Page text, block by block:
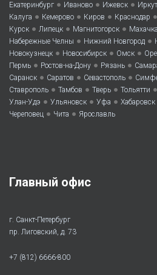
Екатеринбург • Иваново • Ижевск •
Калуга • Кемерово • Киров • Краснодар •
Курск • Липецк • Магнитогорск •
Набережные Челны • Нижний Новгород •
Новокузнецк • Новосибирск • Омск •
Пермь • Ростов-на-Дону • Рязань •
Саранск • Саратов • Севастополь •
Ставрополь • Тамбов • Тверь • Тольятти •
Улан-Удэ • Ульяновск • Уфа • Хабаровск
Череповец • Чита • Ярославль
Главный офис
г. Санкт-Петербург
пр. Лиговский, д. 73
+7 (812) 6666-800